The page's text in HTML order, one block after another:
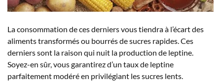
La consommation de ces derniers vous tiendra à l’écart des
aliments transformés ou bourrés de sucres rapides. Ces
derniers sont la raison qui nuit la production de leptine.
Soyez-en sûr, vous garantirez d’un taux de leptine
parfaitement modéré en privilégiant les sucres lents.